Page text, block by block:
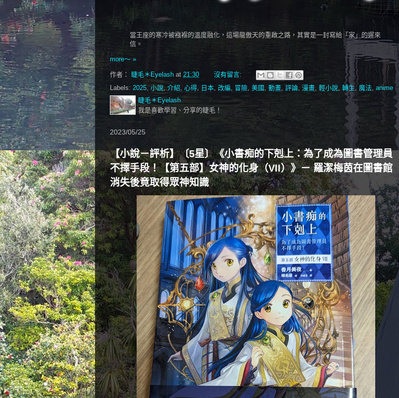
當王座的寒冷被襁褓的溫度融化，這場龍傲天的重啟之路，其實是一封寫給「家」的遲來
信。
more～ »
作者： 睫毛＊Eyelash at 21:30
沒有留言:
Labels: 2025 ,小說,介紹 心得 日本 改編 冒險 美國 動畫 評論 漫畫 輕小說 轉生, 魔法 anime
睫毛＊Eyelash
我是喜歡學習、分享的睫毛！
2023/05/25
【小說－評析】〔5星〕《小書痴的下剋上：為了成為圖書管理員
不擇手段！【第五部】女神的化身（VII）》－ 羅潔梅茵在圖書館
消失後竟取得眾神知識